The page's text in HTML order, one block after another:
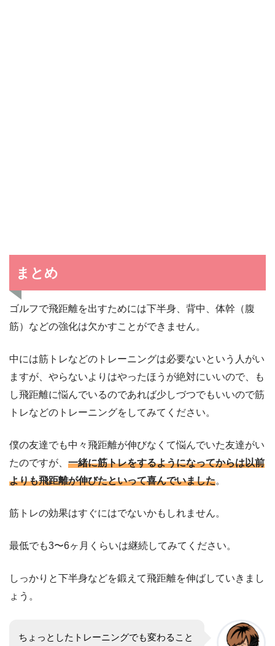
まとめ
ゴルフで飛距離を出すためには下半身、背中、体幹（腹
筋）などの強化は欠かすことができません。
中には筋トレなどのトレーニングは必要ないという人がい
ますが、やらないよりはやったほうが絶対にいいので、も
し飛距離に悩んでいるのであれば少しづつでもいいので筋
トレなどのトレーニングをしてみてください。
僕の友達でも中々飛距離が伸びなくて悩んでいた友達がい
たのですが、 一緒に筋トレをするようになってからは以前
よりも飛距離が伸びたといって喜んでいました。
筋トレの効果はすぐにはでないかもしれません。
最低でも3〜6ヶ月くらいは継続してみてください。
しっかりと下半身などを鍛えて飛距離を伸ばしていきまし
ょう。
ちょっとしたトレーニングでも変わること